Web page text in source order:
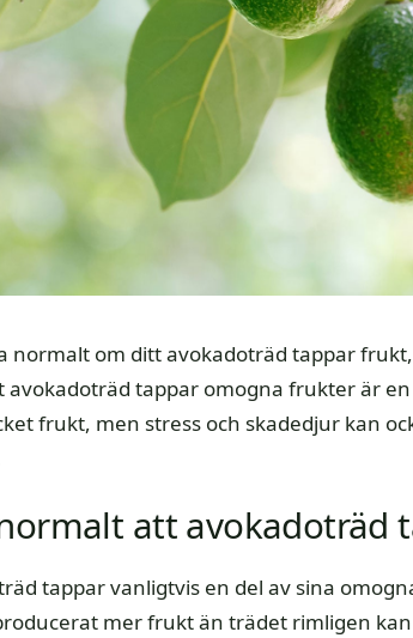
normalt om ditt avokadoträd tappar
avokadoträd tappar omogna frukter är
frukt, men stress och skadedjur kan
att avokadoträd
tappar vanligtvis en del av sina
mer frukt än trädet rimligen